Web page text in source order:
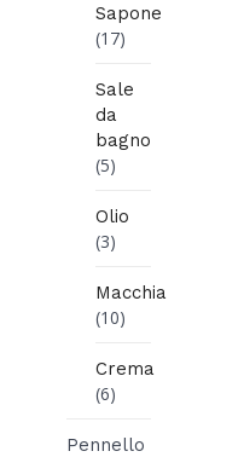
Sapone
(17)
Sale
da
bagno
(5)
Olio
(3)
Macchia
(10)
Crema
(6)
Pennello